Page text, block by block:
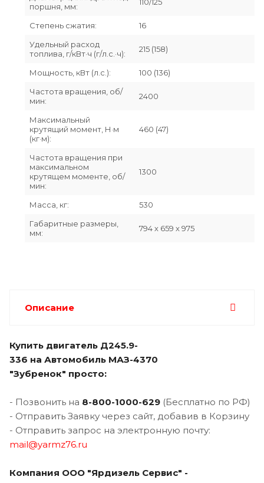
поршня, мм:
Степень сжатия:
16
Удельный расход
топлива, г/кВт·ч (г/л.с.·ч):
215 (158)
Мощность, кВт (л.с.):
100 (136)
Частота вращения, об/
мин:
2400
Максимальный
крутящий момент, Н·м
(кг·м):
460 (47)
Частота вращения при
максимальном
крутящем моменте, об/
мин:
1300
Масса, кг:
530
Габаритные размеры,
мм:
794 х 659 х 975
Описание
Купить двигатель Д245.9-
336 на Автомобиль МАЗ-4370
"Зубренок" просто:
- Позвонить на 8-800-1000-629 (Бесплатно по РФ)
- Отправить Заявку через сайт, добавив в Корзину
- Отправить запрос на электронную почту:
mail@yarmz76.ru
Компания ООО "Ярдизель Сервис" -